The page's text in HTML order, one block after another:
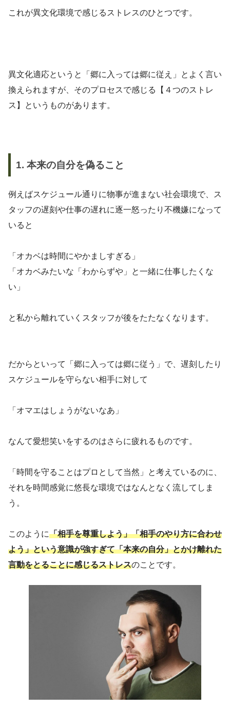
これが異文化環境で感じるストレスのひとつです。
異文化適応というと「郷に入っては郷に従え」とよく言い
換えられますが、そのプロセスで感じる【４つのストレ
ス】というものがあります。
1. 本来の自分を偽ること
例えばスケジュール通りに物事が進まない社会環境で、ス
タッフの遅刻や仕事の遅れに逐一怒ったり不機嫌になって
いると
「オカベは時間にやかましすぎる」
「オカベみたいな「わからずや」と一緒に仕事したくな
い」
と私から離れていくスタッフが後をたたなくなります。
だからといって「郷に入っては郷に従う」で、遅刻したり
スケジュールを守らない相手に対して
「オマエはしょうがないなあ」
なんて愛想笑いをするのはさらに疲れるものです。
「時間を守ることはプロとして当然」と考えているのに、
それを時間感覚に悠長な環境ではなんとなく流してしま
う。
このように「相手を尊重しよう」「相手のやり方に合わせ
よう」という意識が強すぎて「本来の自分」とかけ離れた
言動をとることに感じるストレスのことです。